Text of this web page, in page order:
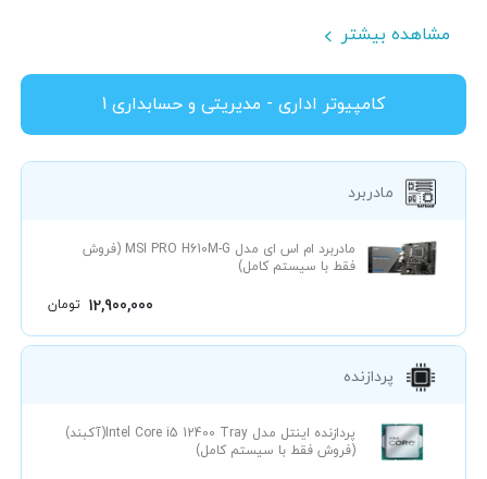
مشاهده بیشتر
کامپیوتر اداری - مدیریتی و حسابداری 1
مادربرد
12,900,000 تومان
مادربرد ام اس ای مدل MSI PRO H610M-G (فروش
فقط با سیستم کامل)
پردازنده
پردازنده اینتل مدل Intel Core i5 12400 Tray(آکبند)
(فروش فقط با سیستم کامل)